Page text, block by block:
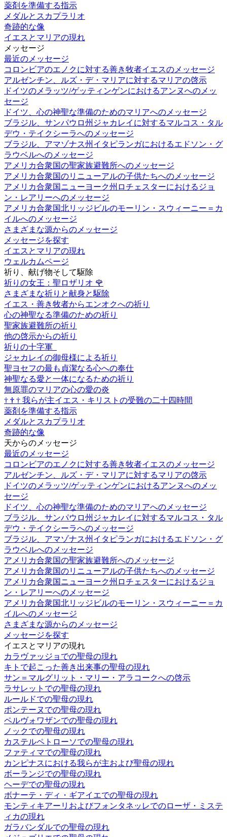
薬剤を準備する指示
メダルとスカプラリオ
奇跡的な像
イエスとマリアの現れ
メッセージ
最近のメッセージ
コロンビアのエノクに対する善き牧者イエスのメッセージ
アルゼンチン、ルズ・デ・マリアに対するマリアの啓示
ドイツのメラッツ/ゲッティンゲンにおけるアンヌへのメッ
セージ
ドイツ、心の神聖な準備のためのマリアへのメッセージ
ブラジル、サンパウロ州ジャカレイに対するマルコス・タル
デウ・テイクシーラへのメッセージ
ブラジル、アマゾナス州イタピランガにおけるエドソン・グ
ラウベルへのメッセージ
アメリカ合衆国の聖家族避難所へのメッセージ
アメリカ合衆国のリニューアルの子供たちへのメッセージ
アメリカ合衆国ニューヨーク州ロチェスターにおけるジョ
ン・レアリーへのメッセージ
アメリカ合衆国北リッジビルのモーリン・スウィーニー＝カ
イルへのメッセージ
さまざまな源からのメッセージ
メッセージを探す
イエスとマリアの現れ
ウェルカムページ
祈り、献げ物そして駆除
祈りの女王：聖ロザリオ 🌹
さまざまな祈りと献身と駆除
イエス・善き牧者からエンオクへの祈り
心の神聖なる準備のための祈り
聖家族避難所の祈り
他の啓示からの祈り
祈りの十字軍
ジャカレイの御母様による祈り
聖ヨセフの最も貞潔なる心への奉仕
神聖なる愛と一体になるための祈り
無原罪のマリアの心の愛の炎
† † † 我らが主イエス・キリストの受難の二十四時間
薬剤を準備する指示
メダルとスカプラリオ
奇跡的な像
天からのメッセージ
最近のメッセージ
コロンビアのエノクに対する善き牧者イエスのメッセージ
アルゼンチン、ルズ・デ・マリアに対するマリアの啓示
ドイツのメラッツ/ゲッティンゲンにおけるアンヌへのメッ
セージ
ドイツ、心の神聖な準備のためのマリアへのメッセージ
ブラジル、サンパウロ州ジャカレイに対するマルコス・タル
デウ・テイクシーラへのメッセージ
ブラジル、アマゾナス州イタピランガにおけるエドソン・グ
ラウベルへのメッセージ
アメリカ合衆国の聖家族避難所へのメッセージ
アメリカ合衆国のリニューアルの子供たちへのメッセージ
アメリカ合衆国ニューヨーク州ロチェスターにおけるジョ
ン・レアリーへのメッセージ
アメリカ合衆国北リッジビルのモーリン・スウィーニー＝カ
イルへのメッセージ
さまざまな源からのメッセージ
メッセージを探す
イエスとマリアの現れ
カラヴァッジョでの聖母の現れ
キトで起こった善き出来事の聖母の現れ
サン＝マルグリット・マリー・アラコークへの啓示
ラサレットでの聖母の現れ
ルールドでの聖母の現れ
ポンテーヌでの聖母の現れ
ペルヴォワザンでの聖母の現れ
ノックでの聖母の現れ
カステルペトローソでの聖母の現れ
ファティマでの聖母の現れ
カンピナスにおける我らが主および聖母の現れ
ボーランジでの聖母の現れ
ヘーデでの聖母の現れ
ボナーテ・ディ・ギアイエでの聖母の現れ
モンティキアーリおよびフォンタネッレでのローザ・ミステ
ィカの現れ
ガラバンダルでの聖母の現れ